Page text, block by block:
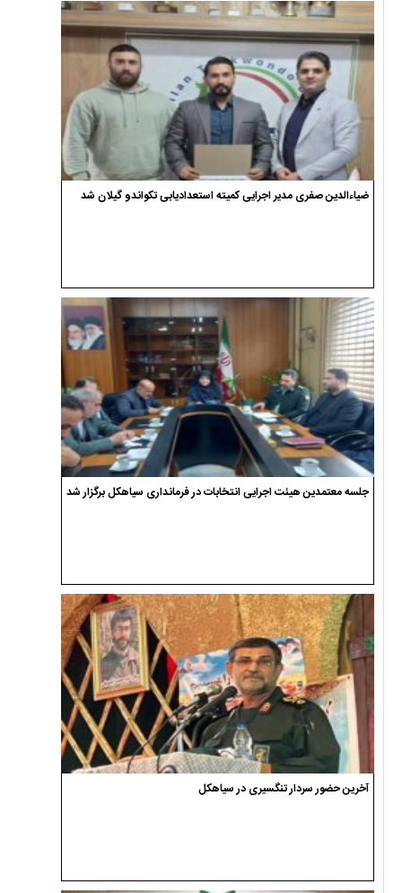
ضیاءالدین صفری مدیر اجرایی کمیته استعدادیابی تکواندو گیلان شد
جلسه معتمدین هیئت اجرایی انتخابات در فرمانداری سیاهکل برگزار شد
آخرین حضور سردار تنگسیری در سیاهکل